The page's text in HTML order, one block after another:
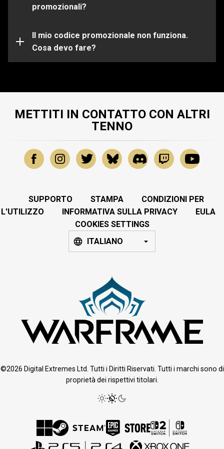
promozionali?
scelta.
Il mio codice promozionale non funziona.
Cosa devo fare?
Il tuo codice promozionale potrebbe essere già
problemi specifici, invia una richiesta al nostroTeam di
Support.
METTITI IN CONTATTO CON ALTRI
TENNO
SUPPORTO STAMPA
CONDIZIONI PER
L'UTILIZZO
INFORMATIVA SULLA PRIVACY
EULA
COOKIES SETTINGS
ITALIANO
©2026 Digital Extremes Ltd. Tutti i Diritti Riservati. Tutti i marchi sono di
proprietà dei rispettivi titolari.